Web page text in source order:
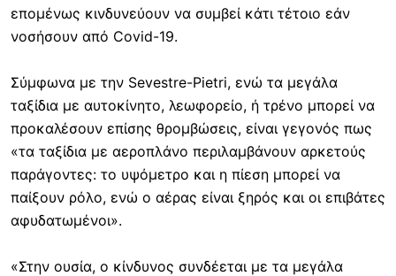
επομένως κινδυνεύουν να συμβεί κάτι τέτοιο εάν
νοσήσουν από Covid-19.
Σύμφωνα με την Sevestre-Pietri, ενώ τα μεγάλα
ταξίδια με αυτοκίνητο, λεωφορείο, ή τρένο μπορεί να
προκαλέσουν επίσης θρομβώσεις, είναι γεγονός πως
«τα ταξίδια με αεροπλάνο περιλαμβάνουν αρκετούς
παράγοντες: το υψόμετρο και η πίεση μπορεί να
παίξουν ρόλο, ενώ ο αέρας είναι ξηρός και οι επιβάτες
αφυδατωμένοι».
«Στην ουσία, ο κίνδυνος συνδέεται με τα μεγάλα